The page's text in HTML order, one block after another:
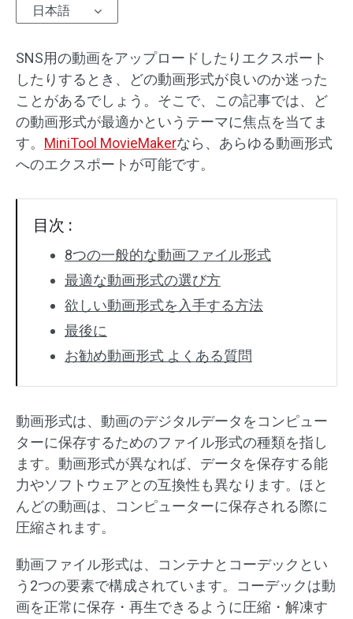
トリミング/スプリット/クロップ
オーディオエフェクト
テキスト/エレメント
動画エフェクト
動画色調整
バッチ処理
透かしなし
日本語
SNS用の動画をアップロードしたりエクスポート
したりするとき、どの動画形式が良いのか迷った
ことがあるでしょう。そこで、この記事では、ど
の動画形式が最適かというテーマに焦点を当てま
す。 MiniTool MovieMakerなら、あらゆる動画形式
へのエクスポートが可能です。
目次 :
8つの一般的な動画ファイル形式
最適な動画形式の選び方
欲しい動画形式を入手する方法
最後に
お勧め動画形式 よくある質問
動画形式は、動画のデジタルデータをコンピュー
ターに保存するためのファイル形式の種類を指し
ます。動画形式が異なれば、データを保存する能
力やソフトウェアとの互換性も異なります。ほと
んどの動画は、コンピューターに保存される際に
圧縮されます。
動画ファイル形式は、コンテナとコーデックとい
う2つの要素で構成されています。コーデックは動
画を正常に保存・再生できるように圧縮・解凍す